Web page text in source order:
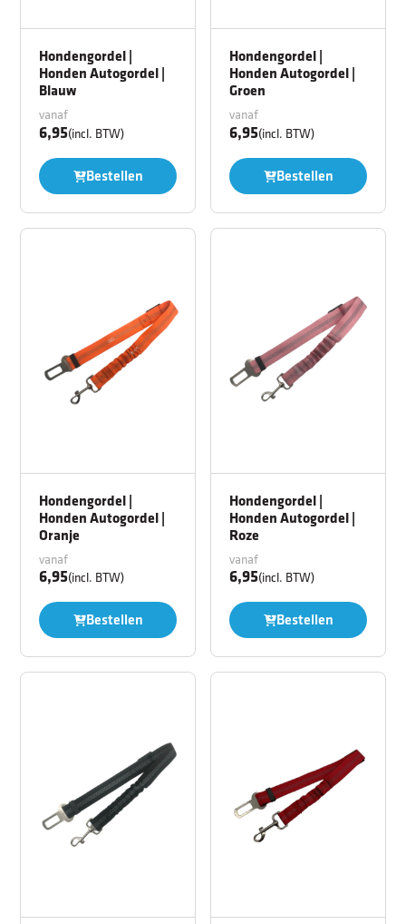
Hondengordel |
Honden Autogordel |
Blauw
vanaf
6,95(incl. BTW)
Bestellen
Hondengordel |
Honden Autogordel |
Groen
vanaf
6,95(incl. BTW)
Bestellen
Hondengordel |
Honden Autogordel |
Oranje
vanaf
6,95(incl. BTW)
Bestellen
Hondengordel |
Honden Autogordel |
Roze
vanaf
6,95(incl. BTW)
Bestellen